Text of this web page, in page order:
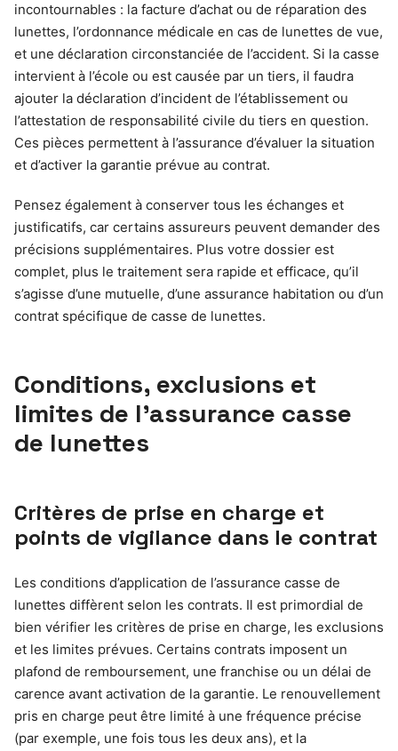
incontournables : la facture d’achat ou de réparation des
lunettes, l’ordonnance médicale en cas de lunettes de vue,
et une déclaration circonstanciée de l’accident. Si la casse
intervient à l’école ou est causée par un tiers, il faudra
ajouter la déclaration d’incident de l’établissement ou
l’attestation de responsabilité civile du tiers en question.
Ces pièces permettent à l’assurance d’évaluer la situation
et d’activer la garantie prévue au contrat.
Pensez également à conserver tous les échanges et
justificatifs, car certains assureurs peuvent demander des
précisions supplémentaires. Plus votre dossier est
complet, plus le traitement sera rapide et efficace, qu’il
s’agisse d’une mutuelle, d’une assurance habitation ou d’un
contrat spécifique de casse de lunettes.
Conditions, exclusions et
limites de l’assurance casse
de lunettes
Critères de prise en charge et
points de vigilance dans le contrat
Les conditions d’application de l’assurance casse de
lunettes diffèrent selon les contrats. Il est primordial de
bien vérifier les critères de prise en charge, les exclusions
et les limites prévues. Certains contrats imposent un
plafond de remboursement, une franchise ou un délai de
carence avant activation de la garantie. Le renouvellement
pris en charge peut être limité à une fréquence précise
(par exemple, une fois tous les deux ans), et la